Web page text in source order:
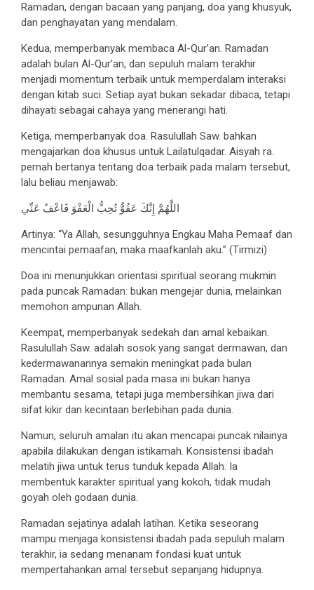
Ramadan, dengan bacaan yang panjang, doa yang khusyuk,
dan penghayatan yang mendalam.
Kedua, memperbanyak membaca Al-Qur’an. Ramadan
adalah bulan Al-Qur’an, dan sepuluh malam terakhir
menjadi momentum terbaik untuk memperdalam interaksi
dengan kitab suci. Setiap ayat bukan sekadar dibaca, tetapi
dihayati sebagai cahaya yang menerangi hati.
Ketiga, memperbanyak doa. Rasulullah Saw. bahkan
mengajarkan doa khusus untuk Lailatulqadar. Aisyah ra.
pernah bertanya tentang doa terbaik pada malam tersebut,
lalu beliau menjawab:
اللَّهُمَّ إِنَّكَ عَفُوٌّ تُحِبُّ الْعَفْوَ فَاعْفُ عَنِّي
Artinya: “Ya Allah, sesungguhnya Engkau Maha Pemaaf dan
mencintai pemaafan, maka maafkanlah aku.” (Tirmizi)
Doa ini menunjukkan orientasi spiritual seorang mukmin
pada puncak Ramadan: bukan mengejar dunia, melainkan
memohon ampunan Allah.
Keempat, memperbanyak sedekah dan amal kebaikan.
Rasulullah Saw. adalah sosok yang sangat dermawan, dan
kedermawanannya semakin meningkat pada bulan
Ramadan. Amal sosial pada masa ini bukan hanya
membantu sesama, tetapi juga membersihkan jiwa dari
sifat kikir dan kecintaan berlebihan pada dunia.
Namun, seluruh amalan itu akan mencapai puncak nilainya
apabila dilakukan dengan istikamah. Konsistensi ibadah
melatih jiwa untuk terus tunduk kepada Allah. Ia
membentuk karakter spiritual yang kokoh, tidak mudah
goyah oleh godaan dunia.
Ramadan sejatinya adalah latihan. Ketika seseorang
mampu menjaga konsistensi ibadah pada sepuluh malam
terakhir, ia sedang menanam fondasi kuat untuk
mempertahankan amal tersebut sepanjang hidupnya.